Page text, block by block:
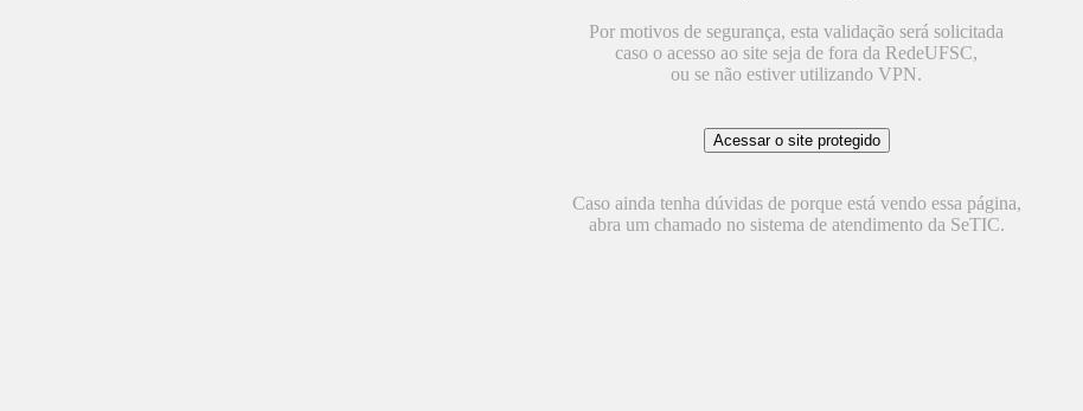
Por motivos de segurança, esta validação será solicitada
caso o acesso ao site seja de fora da RedeUFSC,
ou se não estiver utilizando VPN.
Caso ainda tenha dúvidas de porque está vendo essa página,
abra um chamado no sistema de atendimento da SeTIC.